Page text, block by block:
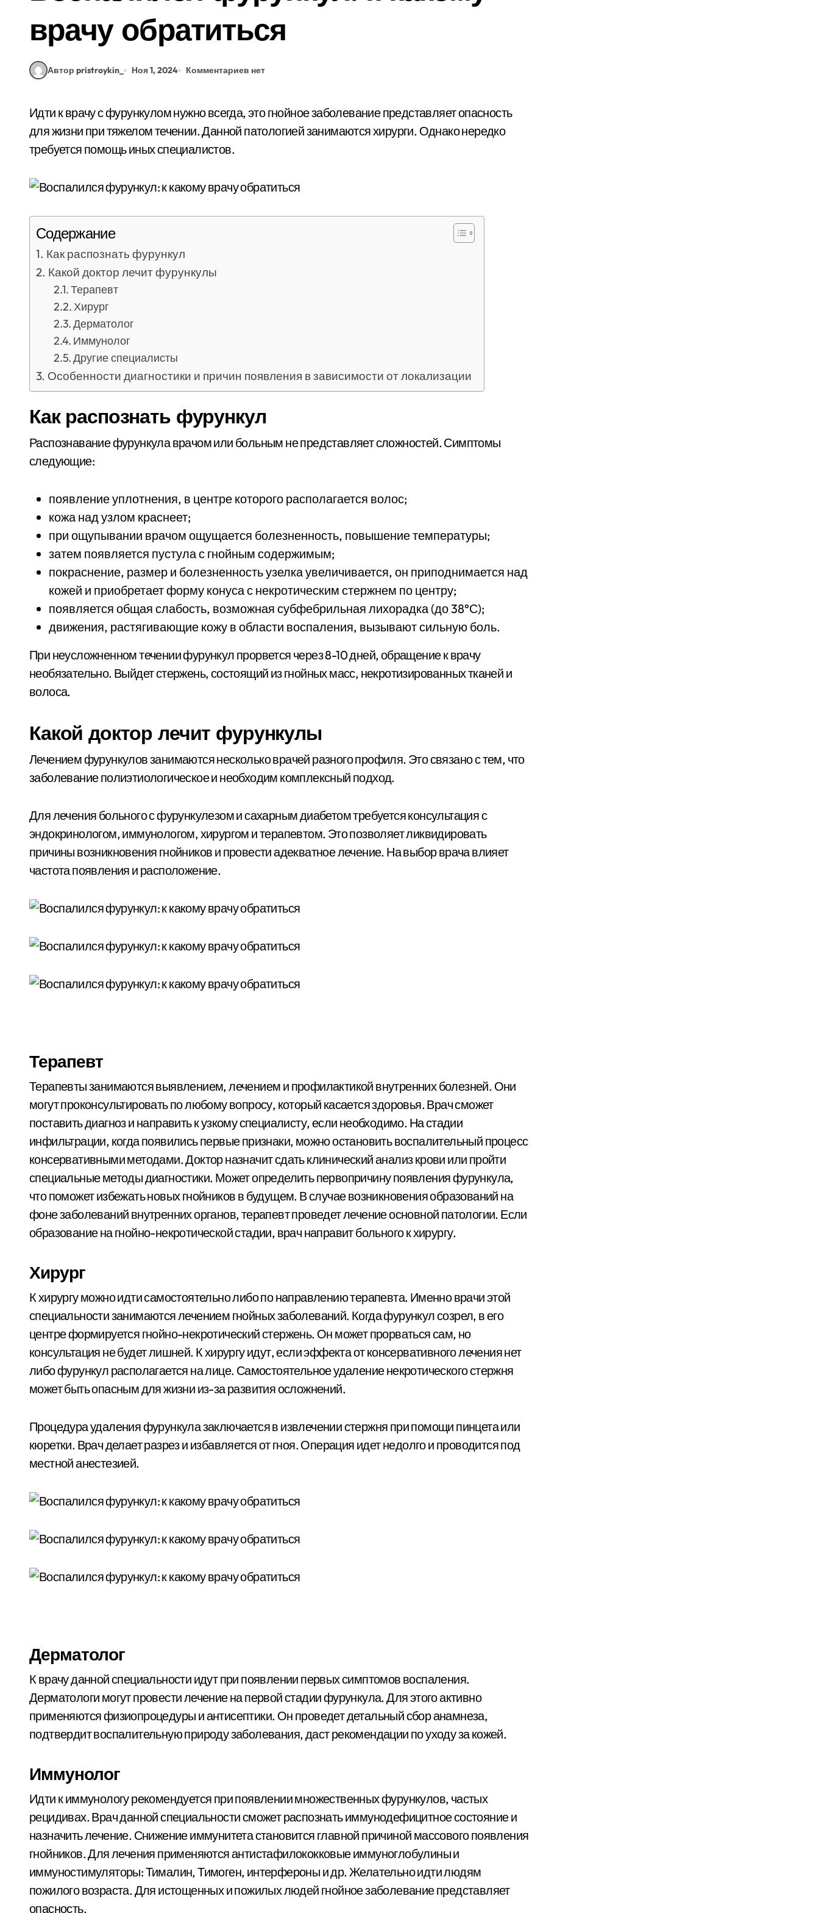
врачу обратиться
Автор pristroykin_ Ноя 1, 2024 Комментариев нет
Идти к врачу с фурункулом нужно всегда, это гнойное заболевание представляет опасность
для жизни при тяжелом течении. Данной патологией занимаются хирурги. Однако нередко
требуется помощь иных специалистов.
Содержание
Как распознать фурункул
Какой доктор лечит фурункулы
Терапевт
Хирург
Дерматолог
Иммунолог
Другие специалисты
Особенности диагностики и причин появления в зависимости от локализации
Как распознать фурункул
Распознавание фурункула врачом или больным не представляет сложностей. Симптомы
следующие:
появление уплотнения, в центре которого располагается волос;
кожа над узлом краснеет;
при ощупывании врачом ощущается болезненность, повышение температуры;
затем появляется пустула с гнойным содержимым;
покраснение, размер и болезненность узелка увеличивается, он приподнимается над
кожей и приобретает форму конуса с некротическим стержнем по центру;
появляется общая слабость, возможная субфебрильная лихорадка (до 38°С);
движения, растягивающие кожу в области воспаления, вызывают сильную боль.
При неусложненном течении фурункул прорвется через 8-10 дней, обращение к врачу
необязательно. Выйдет стержень, состоящий из гнойных масс, некротизированных тканей и
волоса.
Какой доктор лечит фурункулы
Лечением фурункулов занимаются несколько врачей разного профиля. Это связано с тем, что
заболевание полиэтиологическое и необходим комплексный подход.
Для лечения больного с фурункулезом и сахарным диабетом требуется консультация с
эндокринологом, иммунологом, хирургом и терапевтом. Это позволяет ликвидировать
причины возникновения гнойников и провести адекватное лечение. На выбор врача влияет
частота появления и расположение.
Терапевт
Терапевты занимаются выявлением, лечением и профилактикой внутренних болезней. Они
могут проконсультировать по любому вопросу, который касается здоровья. Врач сможет
поставить диагноз и направить к узкому специалисту, если необходимо. На стадии
инфильтрации, когда появились первые признаки, можно остановить воспалительный процесс
консервативными методами. Доктор назначит сдать клинический анализ крови или пройти
специальные методы диагностики. Может определить первопричину появления фурункула,
что поможет избежать новых гнойников в будущем. В случае возникновения образований на
фоне заболеваний внутренних органов, терапевт проведет лечение основной патологии. Если
образование на гнойно-некротической стадии, врач направит больного к хирургу.
Хирург
К хирургу можно идти самостоятельно либо по направлению терапевта. Именно врачи этой
специальности занимаются лечением гнойных заболеваний. Когда фурункул созрел, в его
центре формируется гнойно-некротический стержень. Он может прорваться сам, но
консультация не будет лишней. К хирургу идут, если эффекта от консервативного лечения нет
либо фурункул располагается на лице. Самостоятельное удаление некротического стержня
может быть опасным для жизни из-за развития осложнений.
Процедура удаления фурункула заключается в извлечении стержня при помощи пинцета или
кюретки. Врач делает разрез и избавляется от гноя. Операция идет недолго и проводится под
местной анестезией.
Дерматолог
К врачу данной специальности идут при появлении первых симптомов воспаления.
Дерматологи могут провести лечение на первой стадии фурункула. Для этого активно
применяются физиопроцедуры и антисептики. Он проведет детальный сбор анамнеза,
подтвердит воспалительную природу заболевания, даст рекомендации по уходу за кожей.
Иммунолог
Идти к иммунологу рекомендуется при появлении множественных фурункулов, частых
рецидивах. Врач данной специальности сможет распознать иммунодефицитное состояние и
назначить лечение. Снижение иммунитета становится главной причиной массового появления
гнойников. Для лечения применяются антистафилококковые иммуноглобулины и
иммуностимуляторы: Тималин, Тимоген, интерфероны и др. Желательно идти людям
пожилого возраста. Для истощенных и пожилых людей гнойное заболевание представляет
опасность.